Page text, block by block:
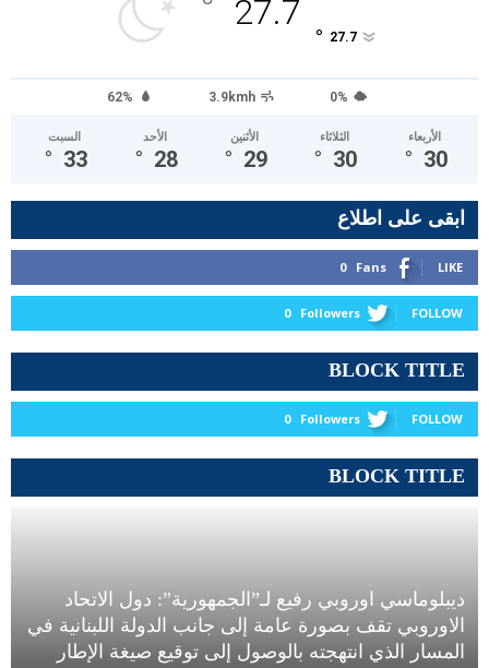
27.7
27.7
°
62% 3.9kmh 0%
السبت
33
°
الأحد
28
°
الأثنين
29
°
الثلاثاء
30
°
الأربعاء
30
°
ابقى على اطلاع
0 Fans LIKE
0 Followers FOLLOW
BLOCK TITLE
0 Followers FOLLOW
BLOCK TITLE
ديبلوماسي اوروبي رفيع لـ”الجمهورية”: دول الاتحاد
الاوروبي تقف بصورة عامة إلى جانب الدولة اللبنانية في
المسار الذي انتهجته بالوصول إلى توقيع صيغة الإطار